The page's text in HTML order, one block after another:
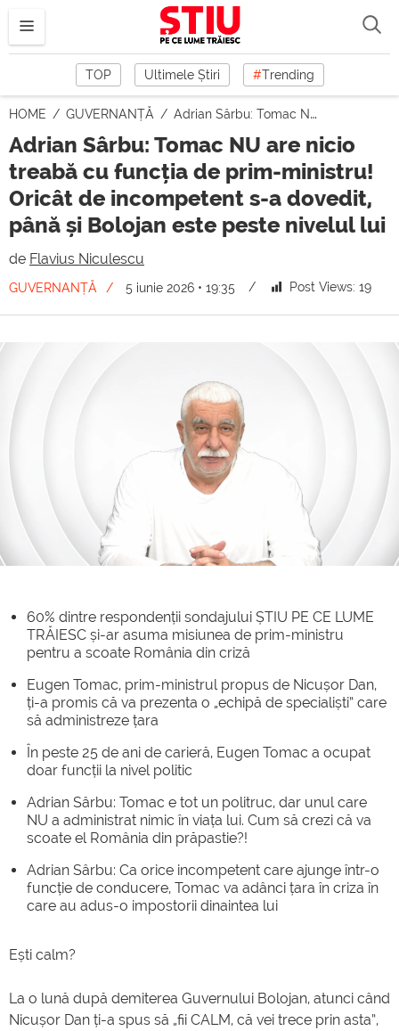
TOP Ultimele Știri #Trending
HOME GUVERNANȚĂ Adrian Sârbu: Tomac NU are nicio treabă cu funcția de prim-ministru! Oricât de incompetent s-a dovedit, până și Bolojan este peste nivelul lui
Adrian Sârbu: Tomac NU are nicio
treabă cu funcția de prim-ministru!
Oricât de incompetent s-a dovedit,
până și Bolojan este peste nivelul lui
de Flavius Niculescu
GUVERNANȚĂ 5 iunie 2026 • 19:35 Post Views: 19
60% dintre respondenții sondajului ȘTIU PE CE LUME
TRĂIESC și-ar asuma misiunea de prim-ministru
pentru a scoate România din criză
Eugen Tomac, prim-ministrul propus de Nicușor Dan,
ți-a promis că va prezenta o „echipă de specialiști” care
să administreze țara
În peste 25 de ani de carieră, Eugen Tomac a ocupat
doar funcții la nivel politic
Adrian Sârbu: Tomac e tot un politruc, dar unul care
NU a administrat nimic în viața lui. Cum să crezi că va
scoate el România din prăpastie?!
Adrian Sârbu: Ca orice incompetent care ajunge într-o
funcție de conducere, Tomac va adânci țara în criza în
care au adus-o impostorii dinaintea lui
Ești calm?
La o lună după demiterea Guvernului Bolojan, atunci când
Nicușor Dan ți-a spus să „fii CALM, că vei trece prin asta”,